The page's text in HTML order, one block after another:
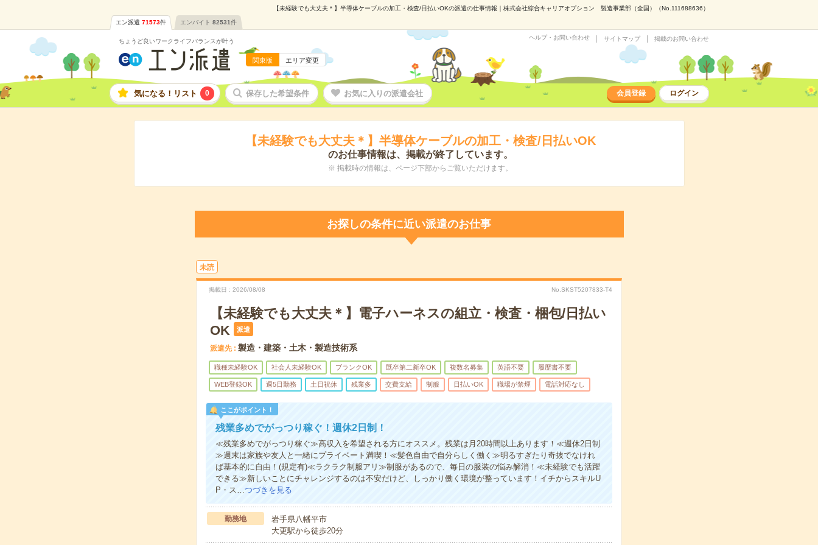
【未経験でも大丈夫＊】半導体ケーブルの加工・検査/日払いOKの派遣の仕事情報｜株式会社綜合キャリアオプション 製造事業部（全国）（No.111688636）
エン派遣 71573件 エンバイト 82531件
ちょうど良いワークライフバランスが叶う
関東版 エリア変更
ヘルプ・お問い合わせ サイトマップ 掲載のお問い合わせ
気になる！リスト 0 保存した希望条件 お気に入りの派遣会社 会員登録 ログイン
【未経験でも大丈夫＊】半導体ケーブルの加工・検査/日払いOK
のお仕事情報は、掲載が終了しています。
※ 掲載時の情報は、ページ下部からご覧いただけます。
お探しの条件に近い派遣のお仕事
未読
掲載日 2026/08/08 No.SKST5207833-T4
【未経験でも大丈夫＊】電子ハーネスの組立・検査・梱包/日払い
OK
派遣
派遣先 製造・建築・土木・製造技術系
職種未経験OK 社会人未経験OK ブランクOK 既卒第二新卒OK 複数名募集 英語不要 履歴書不要
WEB登録OK 週5日勤務 土日祝休 残業多 交費支給 制服 日払いOK 職場が禁煙 電話対応なし
ここがポイント！
残業多めでがっつり稼ぐ！週休2日制！
≪残業多めでがっつり稼ぐ≫高収入を希望される方にオススメ。残業は月20時間以上あります！≪週休2日制
≫週末は家族や友人と一緒にプライベート満喫！≪髪色自由で自分らしく働く≫明るすぎたり奇抜でなけれ
ば基本的に自由！(規定有)≪ラクラク制服アリ≫制服があるので、毎日の服装の悩み解消！≪未経験でも活躍
できる≫新しいことにチャレンジするのは不安だけど、しっかり働く環境が整っています！イチからスキルU
P・ス…つづきを見る
勤務地
岩手県八幡平市
大更駅から徒歩20分